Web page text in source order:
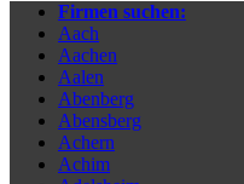
Firmen suchen:
Aach
Aachen
Aalen
Abenberg
Abensberg
Achern
Achim